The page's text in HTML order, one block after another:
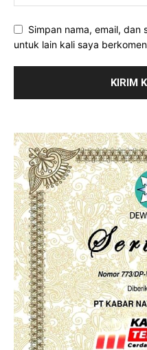
Simpan nama, email, dan
untuk lain kali saya